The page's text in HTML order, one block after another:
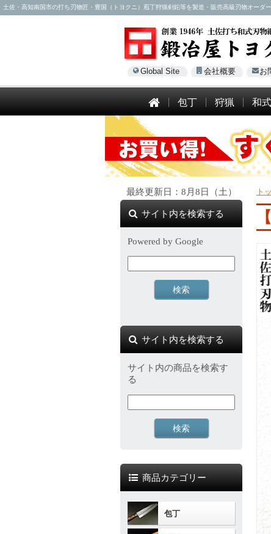
土佐・高知南国市の打ち刃物匠・豊国（トヨクニ）庖丁狩猟剣鉈等を製造・販売高級刃物オーダ
Global Site 会社概要 お
包丁 狩猟 和
ト
最終更新日：8月8日（土）
サイト内を検索する
Powered by Google
サイト内を検索する
サイト内の商品を検索す
る
商品カテゴリー
包丁